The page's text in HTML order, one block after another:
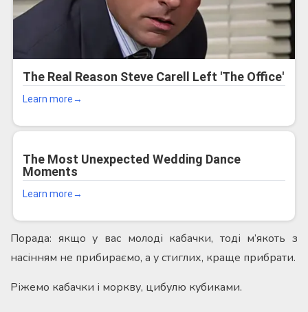
Порада: якщо у вас молоді кабачки, тоді м’якоть з
насінням не прибираємо, а у стиглих, краще прибрати.
Ріжемо кабачки і моркву, цибулю кубиками.